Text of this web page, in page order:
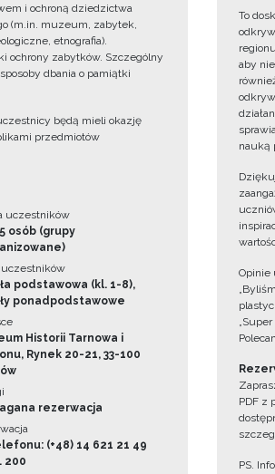
i ochroną dziedzictwa
(m.in. muzeum, zabytek,
etnografia).
ochrony zabytków. Szczególny
dbania o pamiątki
będą mieli okazję
przedmiotów
uczestników
osób (grupy
podstawowa (kl. 1-8),
ponadpodstawowe
Historii Tarnowa i
Rynek 20-21, 33-100
rezerwacja
(+48) 14 621 21 49
200
To
aby
nauką
Opinie
PDF z
PS.